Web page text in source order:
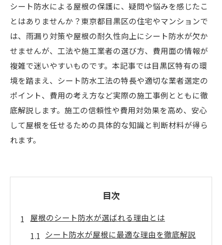
シート防水による屋根の保護に、疑問や悩みを感じたこ
とはありませんか？東京都目黒区の住宅やマンションで
は、雨漏り対策や屋根の耐久性向上にシート防水が欠か
せませんが、工法や施工業者の選び方、費用面の情報が
複雑で迷いやすいものです。本記事では目黒区特有の環
境を踏まえ、シート防水工法の特長や適切な業者選定の
ポイント、費用の考え方など実際の施工事例とともに徹
底解説します。施工の信頼性や費用対効果を高め、安心
して屋根を任せるための具体的な知識と判断材料が得ら
れます。
目次
屋根のシート防水が選ばれる理由とは
シート防水が屋根に最適な理由を徹底解説